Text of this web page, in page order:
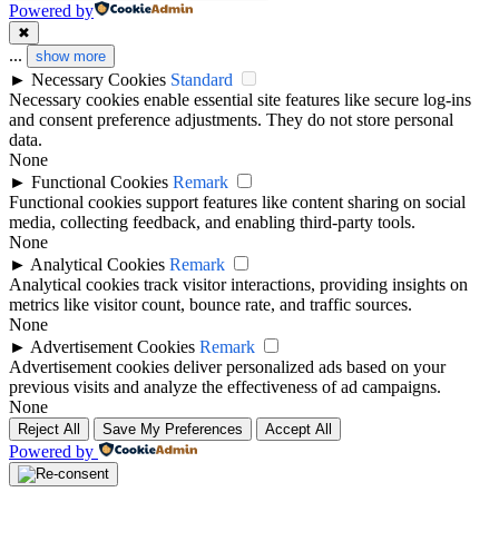
Powered by
✖
... show more
► Necessary Cookies Standard
Necessary cookies enable essential site features like secure log-ins
and consent preference adjustments. They do not store personal
data.
None
► Functional Cookies Remark
Functional cookies support features like content sharing on social
media, collecting feedback, and enabling third-party tools.
None
► Analytical Cookies Remark
Analytical cookies track visitor interactions, providing insights on
metrics like visitor count, bounce rate, and traffic sources.
None
► Advertisement Cookies Remark
Advertisement cookies deliver personalized ads based on your
previous visits and analyze the effectiveness of ad campaigns.
None
Reject All Save My Preferences Accept All
Powered by